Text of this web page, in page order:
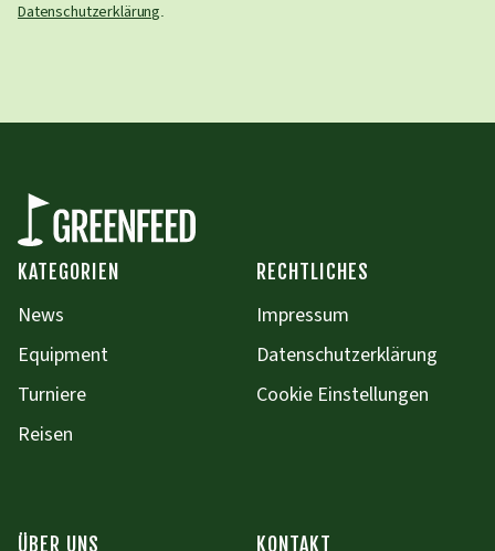
Datenschutzerklärung
KATEGORIEN
News
Equipment
Turniere
Reisen
RECHTLICHES
Impressum
Datenschutzerklärung
Cookie Einstellungen
ÜBER UNS KONTAKT